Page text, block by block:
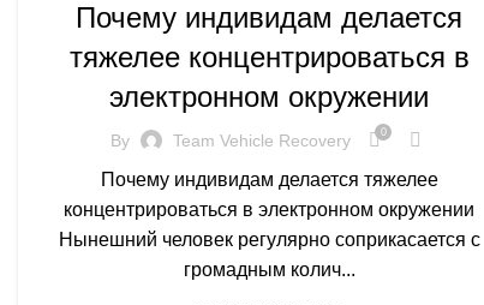
Почему индивидам делается
тяжелее концентрироваться в
электронном окружении
By Team Vehicle Recovery 0
Почему индивидам делается тяжелее
концентрироваться в электронном окружении
Нынешний человек регулярно соприкасается с
громадным колич...